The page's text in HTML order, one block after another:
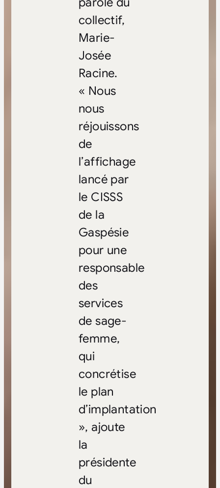
collectif,
Marie-
Josée
Racine.
« Nous
nous
réjouissons
de
l’affichage
lancé par
le CISSS
de la
Gaspésie
pour une
responsable
des
services
de sage-
femme,
qui
concrétise
le plan
d’implantation
», ajoute
la
présidente
du